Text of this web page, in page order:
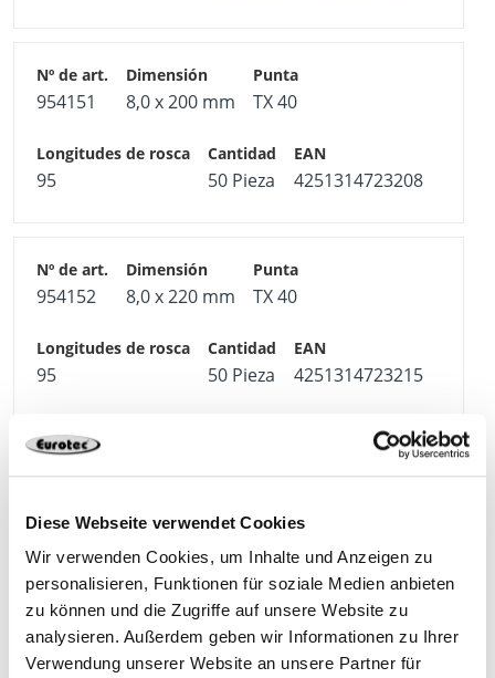
Diese Webseite verwendet Cookies
Wir verwenden Cookies, um Inhalte und Anzeigen zu
personalisieren, Funktionen für soziale Medien anbieten
zu können und die Zugriffe auf unsere Website zu
analysieren. Außerdem geben wir Informationen zu Ihrer
Verwendung unserer Website an unsere Partner für
954151 8,0 x 200 mm TX 40
95 50 Pieza 4251314723208
954152 8,0 x 220 mm TX 40
95 50 Pieza 4251314723215
95 50 Pieza 4251314723222